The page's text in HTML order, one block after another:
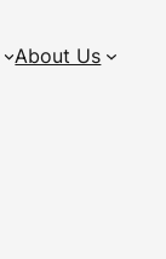
About Us